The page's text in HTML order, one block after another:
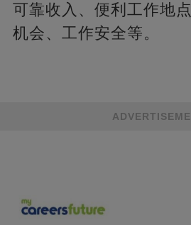
可靠收入、便利工作地
机会、工作安全等。